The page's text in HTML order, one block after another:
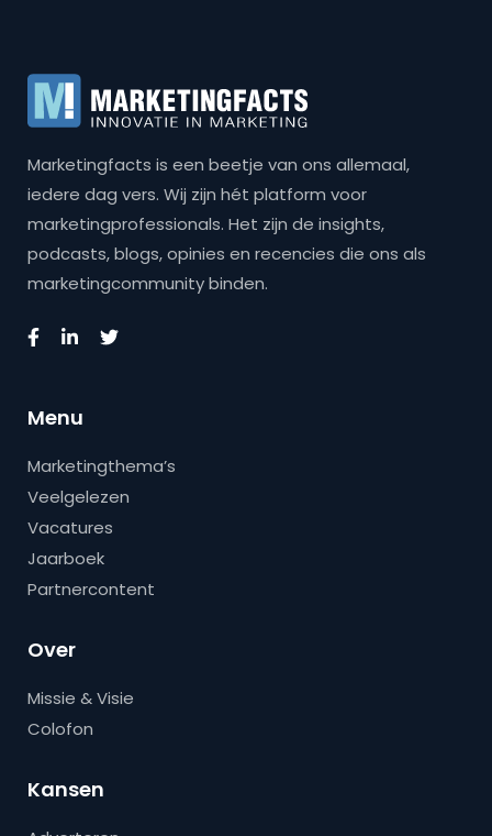
Marketingfacts is een beetje van ons allemaal,
iedere dag vers. Wij zijn hét platform voor
marketingprofessionals. Het zijn de insights,
podcasts, blogs, opinies en recencies die ons als
marketingcommunity binden.
Menu
Marketingthema’s
Veelgelezen
Vacatures
Jaarboek
Partnercontent
Over
Missie & Visie
Colofon
Kansen